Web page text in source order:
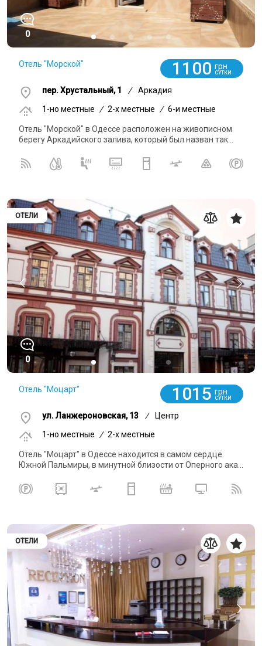
0
Отель "Морской" 1100 грн
СУТКИ
пер. Хрустальный, 1 /
Аркадия
1-но местные / 2-x местные / 6-и местные
Отель "Морской" в Одессе расположен на живописном
берегу Аркадийского залива, который был назван так...
ОТЕЛИ
0
Отель "Моцарт" 1015 грн
СУТКИ
ул. Ланжероновская, 13 /
Центр
1-но местные
/ 2-x местные
Отель "Моцарт" в Одессе находится в самом сердце
Южной Пальмиры, в минутной близости от Оперного ака...
ОТЕЛИ